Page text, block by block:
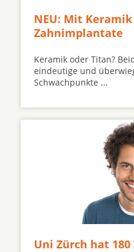
NEU: Mit
Zahnimplantate
Keramik oder Titan?
eindeutige und
Schwachpunkte ...
Uni Zürch hat